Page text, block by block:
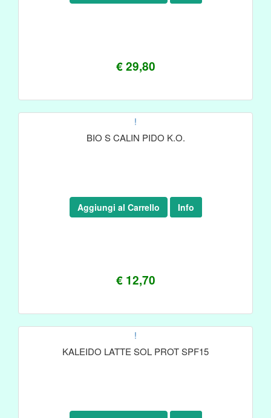
€ 29,80
!
BIO S CALIN PIDO K.O.
€ 12,70
Aggiungi al Carrello Info
!
KALEIDO LATTE SOL PROT SPF15